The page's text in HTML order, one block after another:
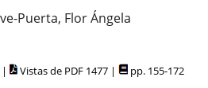
Puerta, Flor Ángela
| Vistas de PDF 1477 | pp. 155-172